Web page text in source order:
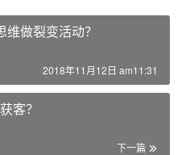
做裂变活动？
2018年11月12日 am11:31
客？
下一篇